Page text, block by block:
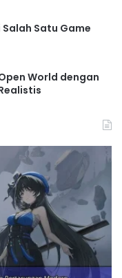
Satu Game
World dengan